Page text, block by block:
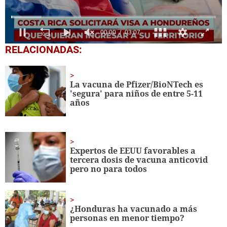
0
seconds
minutes,
7
seconds
RELACIONADAS:
La vacuna de Pfizer/BioNTech es
'segura' para niños de entre 5-11
años
Expertos de EEUU favorables a
tercera dosis de vacuna anticovid
pero no para todos
¿Honduras ha vacunado a más
personas en menor tiempo?